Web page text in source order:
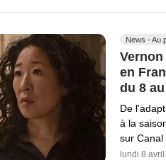
News - Au
en
du 8
De
à la
sur Canal
lundi 8 avril